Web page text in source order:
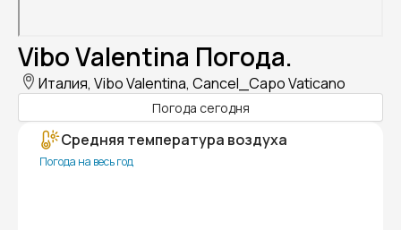
Vibo Valentina Погода.
Италия, Vibo Valentina, Cancel_Capo Vaticano
Погода сегодня
Средняя температура воздуха
Погода на весь год